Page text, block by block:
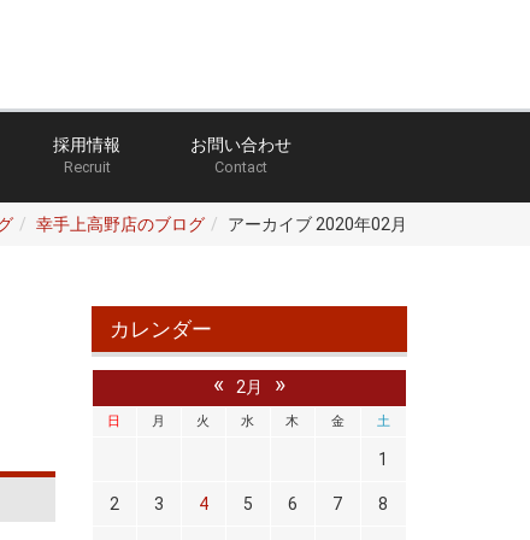
採用情報
Recruit
お問い合わせ
Contact
幸手上高野店のブログ アーカイブ 2020年02月
カレンダー
« 2月 »
日 月 火 水 木 金 土
1
2 3 4 5 6 7 8